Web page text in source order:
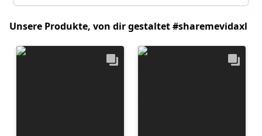
Unsere Produkte, von dir gestaltet #sharemevidaxl